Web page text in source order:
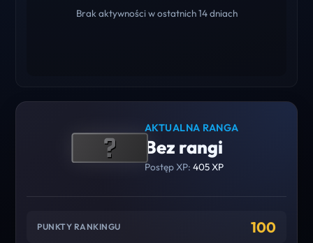
Brak aktywności w ostatnich 14 dniach
AKTUALNA RANGA
Bez rangi
Postęp XP: 405 XP
PUNKTY RANKINGU 100